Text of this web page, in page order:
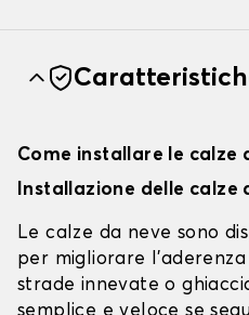
Come installare le calze
Installazione delle calze
Le calze da neve sono
per migliorare l'aderenza
strade innevate o
semplice e veloce se